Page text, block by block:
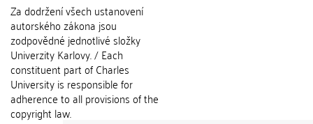
Za dodržení všech ustanovení
autorského zákona jsou
zodpovědné jednotlivé složky
Univerzity Karlovy. / Each
constituent part of Charles
University is responsible for
adherence to all provisions of the
copyright law.